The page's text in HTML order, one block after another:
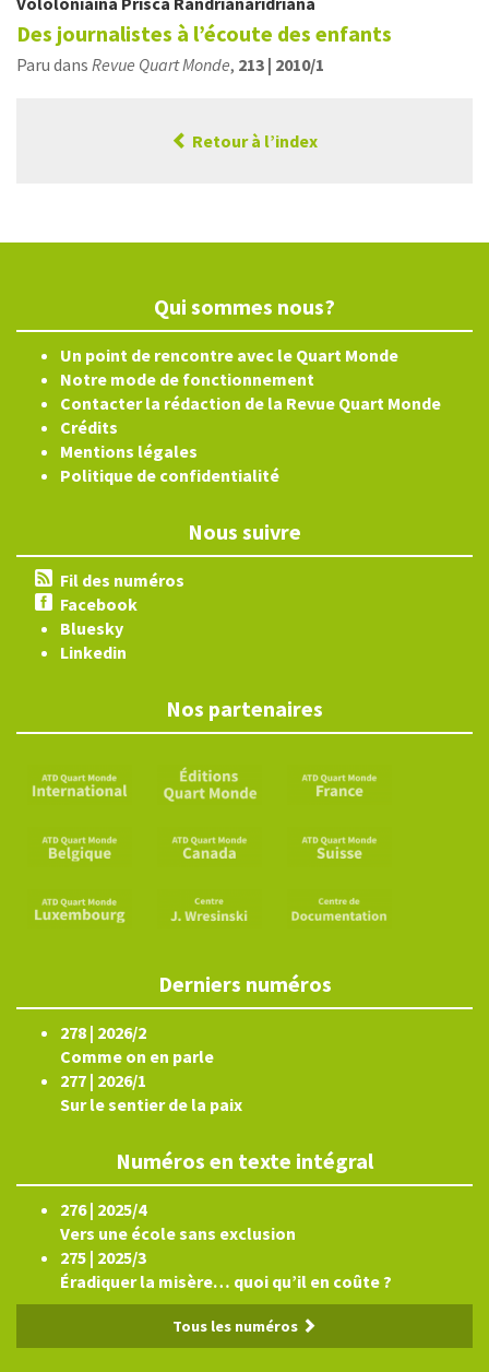
Des journalistes à l’écoute des enfants
Paru dans Revue Quart Monde, 213 | 2010/1
Retour à l’index
Qui sommes nous?
Un point de rencontre avec le Quart Monde
Notre mode de fonctionnement
Contacter la rédaction de la Revue Quart Monde
Crédits
Mentions légales
Politique de confidentialité
Nous suivre
Fil des numéros
Facebook
Bluesky
Linkedin
Nos partenaires
Derniers numéros
278 | 2026/2
Comme on en parle
277 | 2026/1
Sur le sentier de la paix
Numéros en texte intégral
276 | 2025/4
Vers une école sans exclusion
275 | 2025/3
Éradiquer la misère… quoi qu’il en coûte ?
Tous les numéros